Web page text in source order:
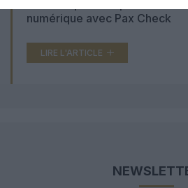
numérique avec Pax Check
LIRE L'ARTICLE